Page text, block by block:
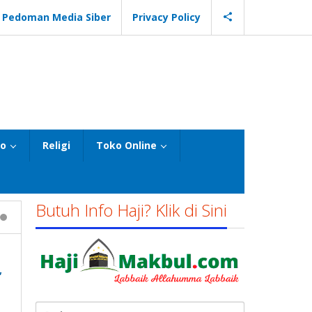
Pedoman Media Siber Privacy Policy
Religi Toko Online
Butuh Info Haji? Klik di Sini